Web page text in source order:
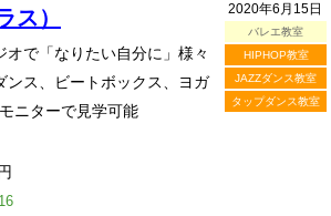
2020年6月15日
バレエ教室
HIPHOP教室
JAZZダンス教室
タップダンス教室
ス）
オで「なりたい自分に」様々
ンス、ビートボックス、ヨガ
ニターで見学可能